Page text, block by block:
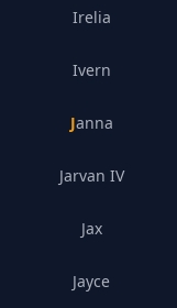
Irelia
Ivern
Janna
Jarvan IV
Jax
Jayce